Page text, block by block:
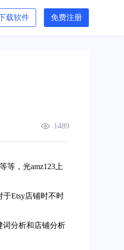
载软件 免费注册
1489
等等，光amz123上
Etsy店铺时不时
词分析和店铺分析